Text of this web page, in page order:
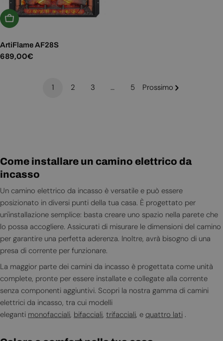
Aggiungi Al Carrello
ArtiFlame AF28S
Prezzo
689,00€
1 2 3 … 5 Prossimo
Come installare un camino elettrico da
incasso
Un camino elettrico da incasso è versatile e può essere
posizionato in diversi punti della tua casa. È progettato per
un'installazione semplice: basta creare uno spazio nella parete che
lo possa accogliere. Assicurati di misurare le dimensioni del camino
per garantire una perfetta aderenza. Inoltre, avrà bisogno di una
presa di corrente per funzionare.
La maggior parte dei camini da incasso è progettata come unità
complete, pronte per essere installate e collegate alla corrente
senza componenti aggiuntivi. Scopri la nostra gamma di camini
elettrici da incasso, tra cui modelli
eleganti monofacciali, bifacciali, trifacciali, e quattro lati .